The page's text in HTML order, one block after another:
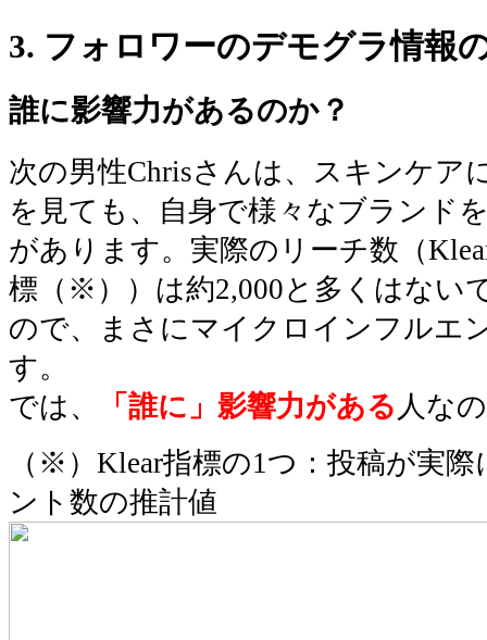
3. フォロワーのデモグラ情報
誰に影響力があるのか？
次の男性Chrisさんは、スキンケア
を見ても、自身で様々なブランド
があります。実際のリーチ数（
標（※））は約2,000と多くはない
ので、まさにマイクロインフルエ
す。
では、
「誰に」影響力がある 人な
（※）Klear指標の1つ：投稿が実
ント数の推計値